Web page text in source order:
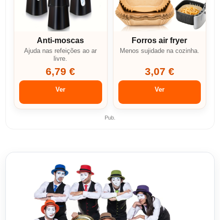
Anti-moscas
Ajuda nas refeições ao ar
livre.
6,79 €
Ver
Forros air fryer
Menos sujidade na cozinha.
3,07 €
Ver
Pub.